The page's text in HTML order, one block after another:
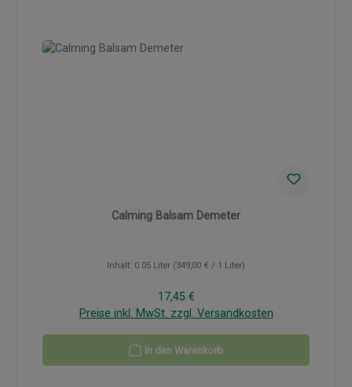
Calming Balsam Demeter
Inhalt: 0.05 Liter (349,00 € / 1 Liter)
Regulärer Preis:
17,45 €
Preise inkl. MwSt. zzgl. Versandkosten
In den Warenkorb